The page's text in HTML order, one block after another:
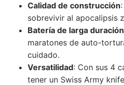
Calidad de construcción
sobrevivir al apocalipsis
Batería de larga duración
maratones de auto-
cuidado.
Versatilidad: Con sus 4
tener un Swiss Army